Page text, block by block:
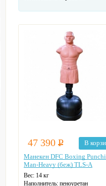
47 390 Р
В
Манекен DFC Boxing
Man-Heavy (беж) TLS-A
Вес: 14 кг
Наполнитель: пеноуретан